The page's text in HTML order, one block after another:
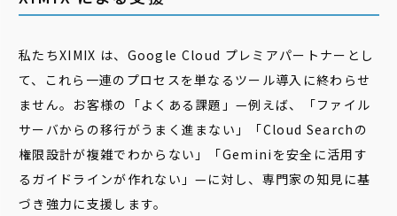
私たちXIMIX は、Google Cloud プレミアパートナーとし
て、これら一連のプロセスを単なるツール導入に終わらせ
ません。お客様の「よくある課題」—例えば、「ファイル
サーバからの移行がうまく進まない」「Cloud Searchの
権限設計が複雑でわからない」「Geminiを安全に活用す
るガイドラインが作れない」—に対し、専門家の知見に基
づき強力に支援します。